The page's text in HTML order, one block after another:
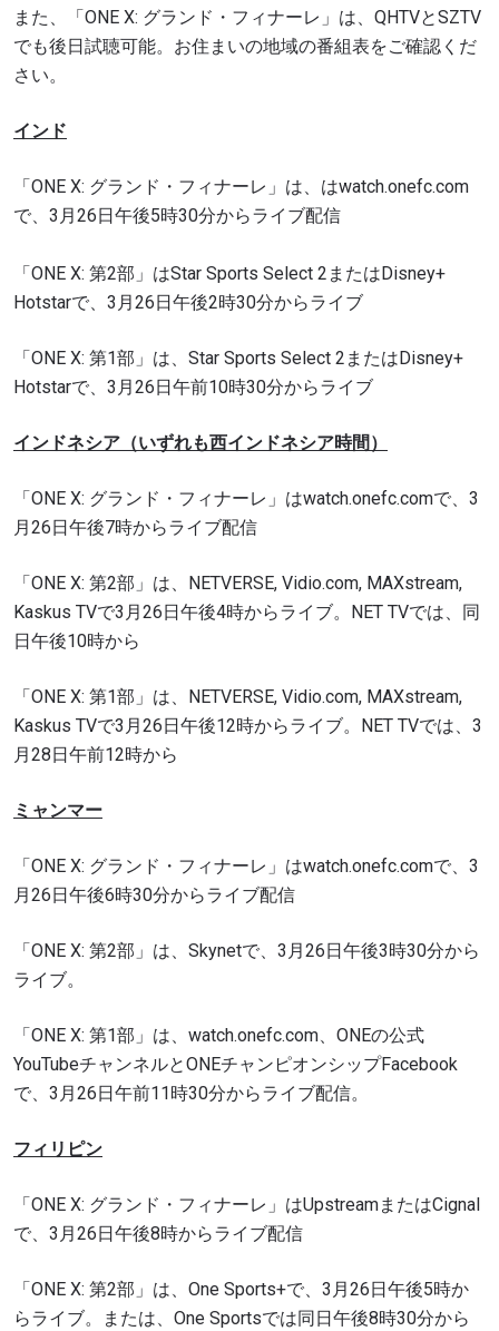
また、「ONE X: グランド・フィナーレ」は、QHTVとSZTV
でも後日試聴可能。お住まいの地域の番組表をご確認くだ
さい。
インド
「ONE X: グランド・フィナーレ」は、はwatch.onefc.com
で、3月26日午後5時30分からライブ配信
「ONE X: 第2部」はStar Sports Select 2またはDisney+
Hotstarで、3月26日午後2時30分からライブ
「ONE X: 第1部」は、Star Sports Select 2またはDisney+
Hotstarで、3月26日午前10時30分からライブ
インドネシア（いずれも西インドネシア時間）
「ONE X: グランド・フィナーレ」はwatch.onefc.comで、3
月26日午後7時からライブ配信
「ONE X: 第2部」は、NETVERSE, Vidio.com, MAXstream,
Kaskus TVで3月26日午後4時からライブ。NET TVでは、同
日午後10時から
「ONE X: 第1部」は、NETVERSE, Vidio.com, MAXstream,
Kaskus TVで3月26日午後12時からライブ。NET TVでは、3
月28日午前12時から
ミャンマー
「ONE X: グランド・フィナーレ」はwatch.onefc.comで、3
月26日午後6時30分からライブ配信
「ONE X: 第2部」は、Skynetで、3月26日午後3時30分から
ライブ。
「ONE X: 第1部」は、watch.onefc.com、ONEの公式
YouTubeチャンネルとONEチャンピオンシップFacebook
で、3月26日午前11時30分からライブ配信。
フィリピン
「ONE X: グランド・フィナーレ」はUpstreamまたはCignal
で、3月26日午後8時からライブ配信
「ONE X: 第2部」は、One Sports+で、3月26日午後5時か
らライブ。または、One Sportsでは同日午後8時30分から